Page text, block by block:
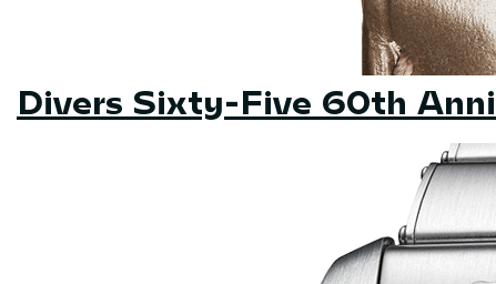
Divers Sixty-Five 60th